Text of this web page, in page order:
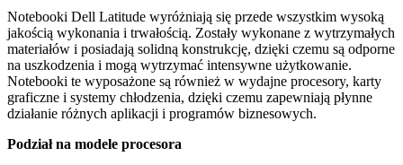
Notebooki Dell Latitude wyróżniają się przede wszystkim wysoką
jakością wykonania i trwałością. Zostały wykonane z wytrzymałych
materiałów i posiadają solidną konstrukcję, dzięki czemu są odporne
na uszkodzenia i mogą wytrzymać intensywne użytkowanie.
Notebooki te wyposażone są również w wydajne procesory, karty
graficzne i systemy chłodzenia, dzięki czemu zapewniają płynne
działanie różnych aplikacji i programów biznesowych.
Podział na modele procesora